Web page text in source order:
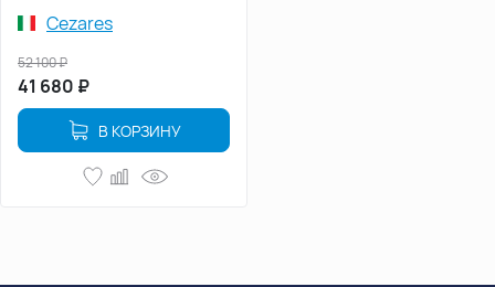
Cezares
41 680 ₽
52 100₽
В КОРЗИНУ